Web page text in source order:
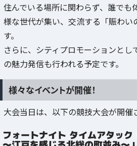
住んでいる場所に関わらず、誰でも
様な世代が集い、交流する「賑わい
す。
さらに、シティプロモーションと
の魅力発信も行われる予定です。
様々なイベントが開催！
大会当日は、以下の競技大会が開催
フォートナイト タイムアタッ